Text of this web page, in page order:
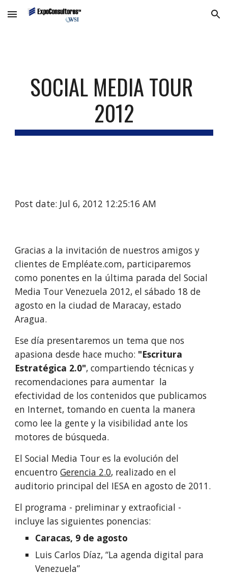
Skip to main content Skip to navigation
SOCIAL MEDIA TOUR
2012
Post date: Jul 6, 2012 12:25:16 AM
Gracias a la invitación de nuestros amigos y
clientes de Empléate.com, participaremos
como ponentes en la última parada del Social
Media Tour Venezuela 2012, el sábado 18 de
agosto en la ciudad de Maracay, estado
Aragua.
Ese día presentaremos un tema que nos
apasiona desde hace mucho: "Escritura
Estratégica 2.0", compartiendo técnicas y
recomendaciones para aumentar  la
efectividad de los contenidos que publicamos
en Internet, tomando en cuenta la manera
como lee la gente y la visibilidad ante los
motores de búsqueda.
El Social Media Tour es la evolución del
encuentro Gerencia 2.0, realizado en el
auditorio principal del IESA en agosto de 2011.
El programa - preliminar y extraoficial -
incluye las siguientes ponencias:
Caracas, 9 de agosto
Luis Carlos Díaz, “La agenda digital para
Venezuela”